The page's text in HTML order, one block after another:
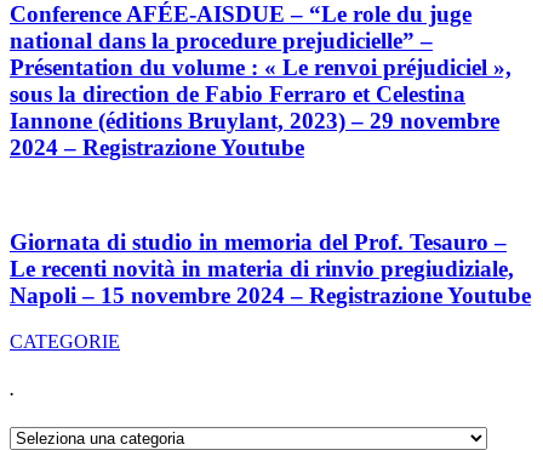
Conference AFÉE-AISDUE – “Le role du juge
national dans la procedure prejudicielle” –
Présentation du volume : « Le renvoi préjudiciel »,
sous la direction de Fabio Ferraro et Celestina
Iannone (éditions Bruylant, 2023) – 29 novembre
2024 – Registrazione Youtube
Giornata di studio in memoria del Prof. Tesauro –
Le recenti novità in materia di rinvio pregiudiziale,
Napoli – 15 novembre 2024 – Registrazione Youtube
CATEGORIE
.